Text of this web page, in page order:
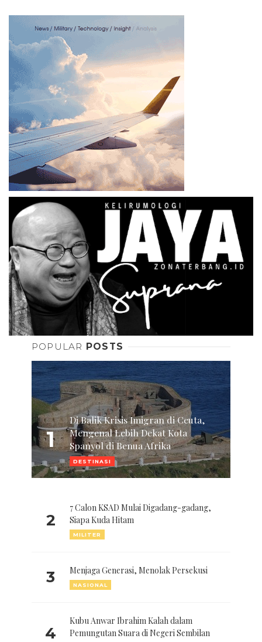
POPULAR POSTS
1
Di Balik Krisis Imigran di Ceuta,
Mengenal Lebih Dekat Kota
Spanyol di Benua Afrika
DESTINASI
2
7 Calon KSAD Mulai Digadang-gadang,
Siapa Kuda Hitam
MILITER
3 Menjaga Generasi, Menolak Persekusi
NASIONAL
4
Kubu Anwar Ibrahim Kalah dalam
Pemungutan Suara di Negeri Sembilan